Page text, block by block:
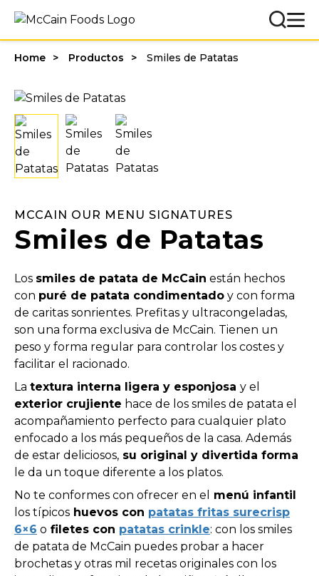
Home Productos Smiles de Patatas
MCCAIN OUR MENU SIGNATURES
Smiles de Patatas
Los smiles de patata de McCain están hechos
con puré de patata condimentado y con forma
de caritas sonrientes. Prefitas y ultracongeladas,
son una forma exclusiva de McCain. Tienen un
peso y forma regular para controlar los costes y
facilitar el racionado.
La textura interna ligera y esponjosa y el
exterior crujiente hace de los smiles de patata el
acompañamiento perfecto para cualquier plato
enfocado a los más pequeños de la casa. Además
de estar deliciosos, su original y divertida forma
le da un toque diferente a los platos.
No te conformes con ofrecer en el
menú infantil
los típicos huevos con patatas fritas surecrisp
6×6 o filetes con patatas crinkle: con los smiles
de patata de McCain puedes probar a hacer
brochetas y otras mil recetas originales con los